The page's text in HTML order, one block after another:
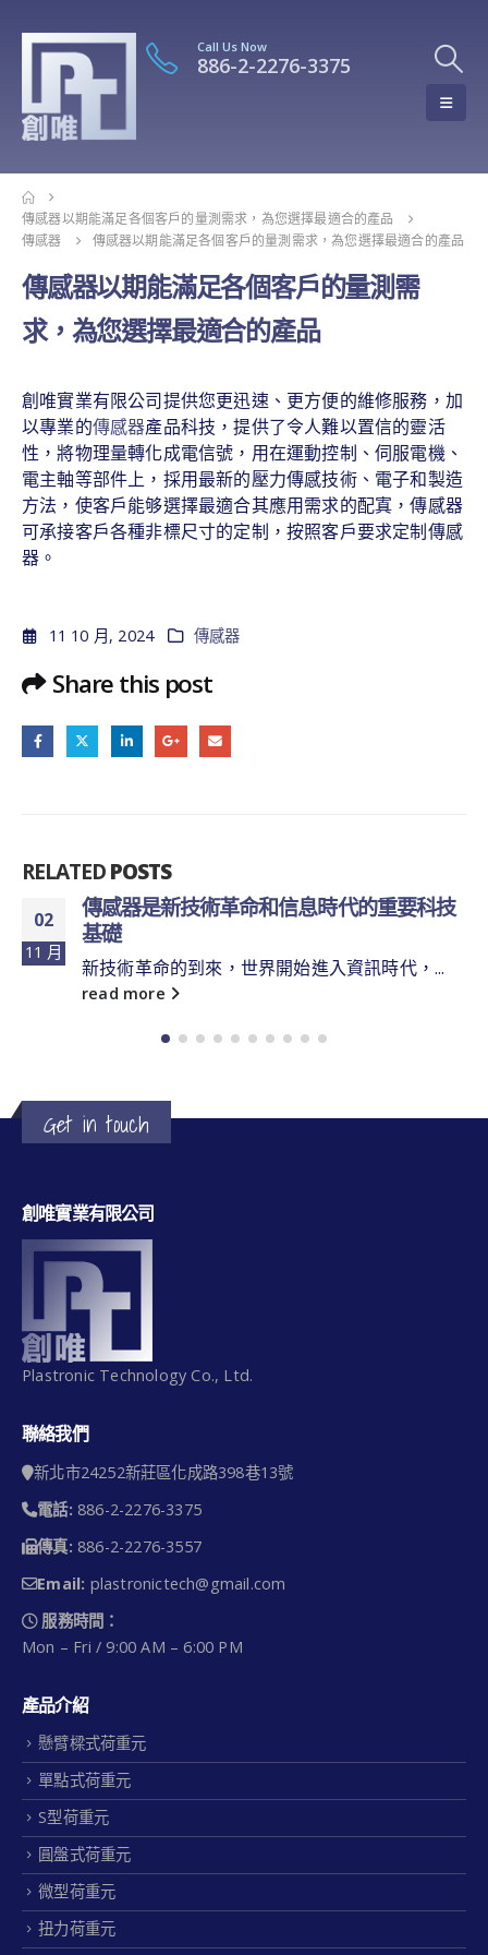
Call Us Now
886-2-2276-3375
傳感器以期能滿足各個客戶的量測需求，為您選擇最適合的產品
傳感器
傳感器以期能滿足各個客戶的量測需求，為您選擇最適合的產品
傳感器以期能滿足各個客戶的量測需
求，為您選擇最適合的產品
創唯實業有限公司提供您更迅速、更方便的維修服務，加
以專業的傳感器產品科技，提供了令人難以置信的靈活
性，將物理量轉化成電信號，用在運動控制、伺服電機、
電主軸等部件上，採用最新的壓力傳感技術、電子和製造
方法，使客戶能够選擇最適合其應用需求的配寘，傳感器
可承接客戶各種非標尺寸的定制，按照客戶要求定制傳感
器。
11 10 月, 2024 傳感器
Share this post
RELATEDPOSTS
02
11 月
傳感器是新技術革命和信息時代的重要科技
基礎
新技術革命的到來，世界開始進入資訊時代，...
read more
Get in touch
創唯實業有限公司
Plastronic Technology Co., Ltd.
聯絡我們
新北市24252新莊區化成路398巷13號
電話: 886-2-2276-3375
傳真: 886-2-2276-3557
Email: plastronictech@gmail.com
服務時間：
Mon – Fri / 9:00 AM – 6:00 PM
產品介紹
懸臂樑式荷重元
單點式荷重元
S型荷重元
圓盤式荷重元
微型荷重元
扭力荷重元